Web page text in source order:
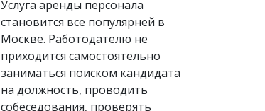
Услуга аренды персонала
становится все популярней в
Москве. Работодателю не
приходится самостоятельно
заниматься поиском кандидата
на должность, проводить
собеседования, проверять